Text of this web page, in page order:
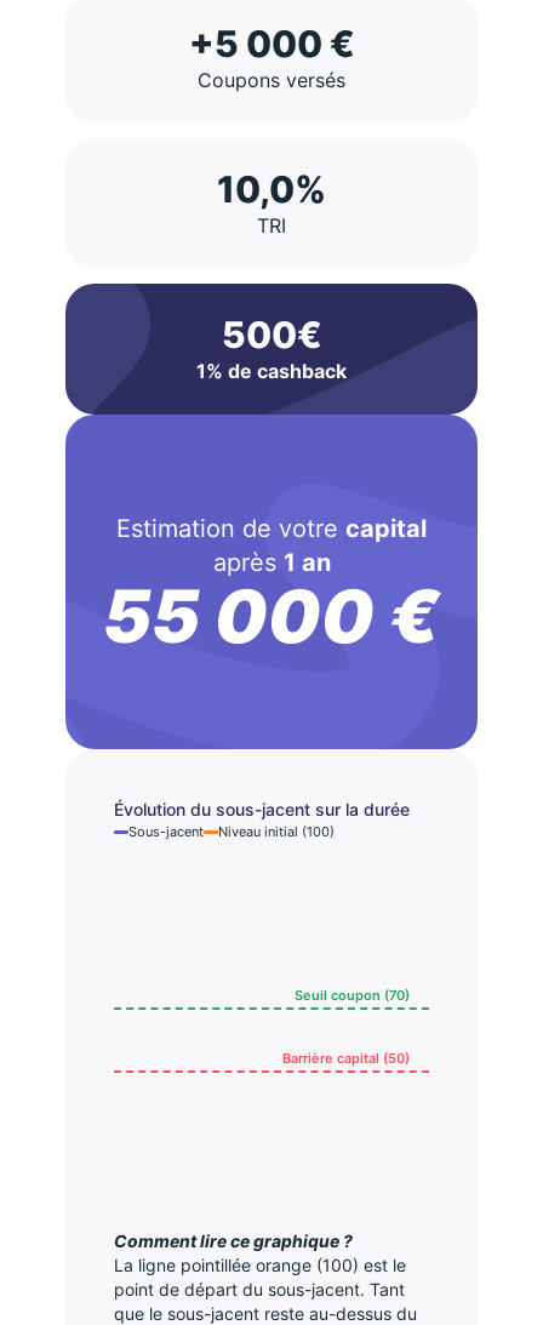
+5 000 €
Coupons versés
10,0%
TRI
500€
1% de cashback
Estimation de votre capital
après 1 an
55 000 €
Évolution du sous-jacent sur la durée
Sous-jacent Niveau initial (100)
Seuil coupon (70)
Barrière capital (50)
Comment lire ce graphique ?
La ligne pointillée orange (100) est le
point de départ du sous-jacent. Tant
que le sous-jacent reste au-dessus du